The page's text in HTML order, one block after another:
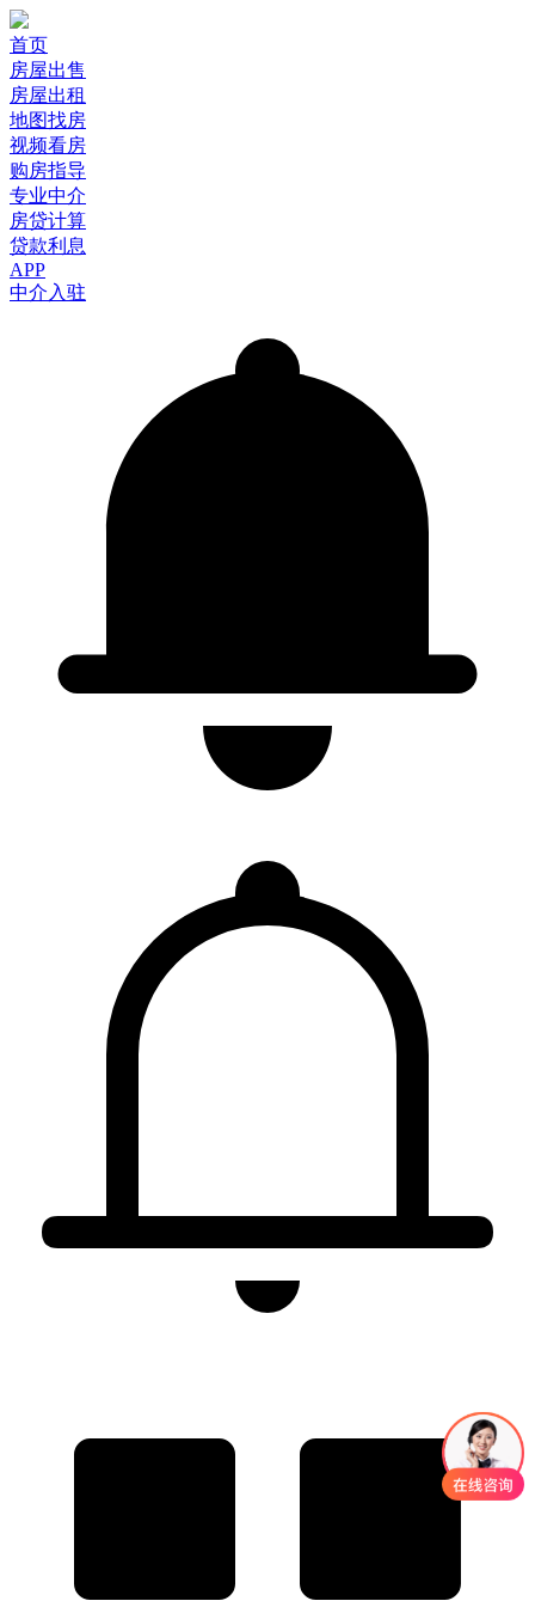
首页
房屋出售
房屋出租
地图找房
视频看房
购房指导
专业中介
房贷计算
贷款利息
APP
中介入驻